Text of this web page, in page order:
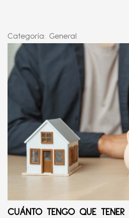
Categoría: General
CUÁNTO TENGO QUE TENER